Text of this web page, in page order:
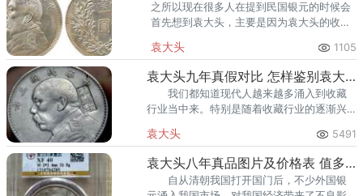
之所以现在很多人在提到民国银元的时候会
首先想到袁大头，主要是因为袁大头的收藏
跟大家具体介绍一下银元袁大头的大概价格
情况。
袁大头 1105
袁大头九年真假对比 怎样鉴别袁大头珍品
我们都知道现代人越来越多涌入到收藏
行业当中来。特别是随着收藏行业的逐渐兴
其本身价值几倍的价格。其中以流行较广，
较易辨认真假的袁大头为主流，
袁大头 5491
袁大头八年真品图片及价格表 值多少钱
自从清朝我国打开国门后，不少外国银